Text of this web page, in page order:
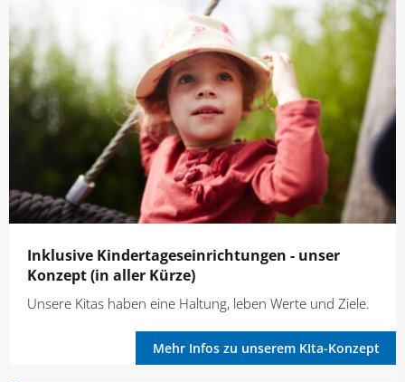
Inklusive Kindertageseinrichtungen - unser
Konzept (in aller Kürze)
Unsere Kitas haben eine Haltung, leben Werte und Ziele.
Mehr Infos zu unserem KIta-Konzept